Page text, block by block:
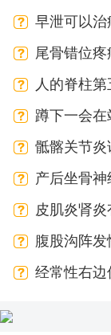
早泄可以治
尾骨错位
人的脊柱
蹲下一会
骶髂关节
产后坐骨
皮肌炎肾
腹股沟阵
经常性右